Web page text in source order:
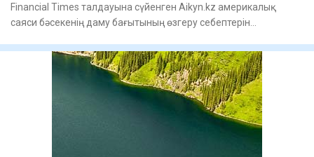
Financial Times талдауына сүйенген Aikyn.kz америкалық
саяси бәсекенің даму бағытының өзгеру себептерін